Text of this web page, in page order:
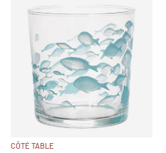
CÔTÉ TABLE